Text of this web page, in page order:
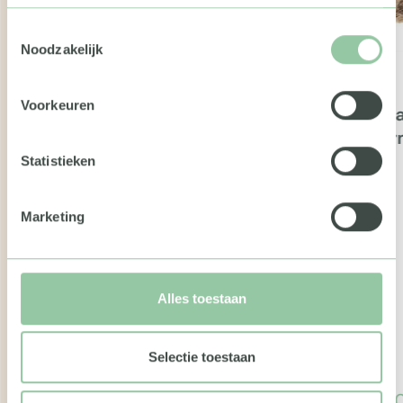
Noodzakelijk
Voorkeuren
Statistieken
Marketing
Alles toestaan
Selectie toestaan
Dille & Kamille giftcard